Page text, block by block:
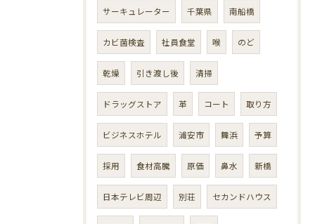
サーキュレーター 千葉県 南船橋
カビ菌検査 社員食堂 喉 のど
乾燥 引き渡し後 清掃
ドラッグストア 革 コート 取り方
ビジネスホテル 浦安市 舞浜 予算
採用 食材高騰 原価 鼻水 新橋
日本テレビ周辺 別荘 セカンドハウス